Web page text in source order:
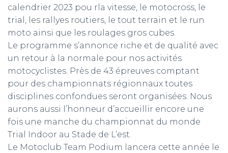
calendrier 2023 pou rla vitesse, le motocross, le
trial, les rallyes routiers, le tout terrain et le run
moto ainsi que les roulages gros cubes.
Le programme s’annonce riche et de qualité avec
un retour à la normale pour nos activités
motocyclistes. Près de 43 épreuves comptant
pour des championnats régionnaux toutes
disciplines confondues seront organisées. Nous
aurons aussi l’honneur d’accueillir encore une
fois une manche du championnat du monde
Trial Indoor au Stade de L’est.
Le Motoclub Team Podium lancera cette année le